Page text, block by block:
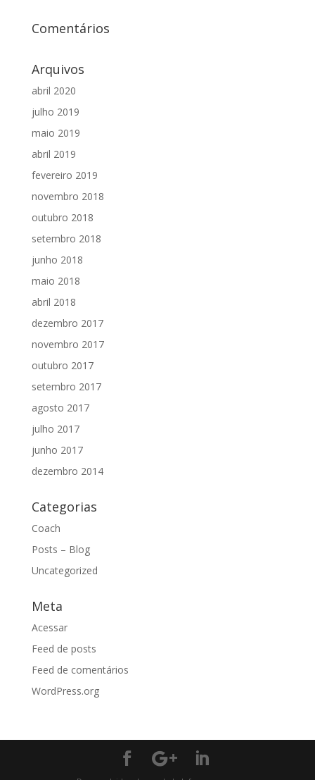
Comentários
Arquivos
abril 2020
julho 2019
maio 2019
abril 2019
fevereiro 2019
novembro 2018
outubro 2018
setembro 2018
junho 2018
maio 2018
abril 2018
dezembro 2017
novembro 2017
outubro 2017
setembro 2017
agosto 2017
julho 2017
junho 2017
dezembro 2014
Categorias
Coach
Posts – Blog
Uncategorized
Meta
Acessar
Feed de posts
Feed de comentários
WordPress.org